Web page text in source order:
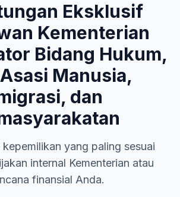
Eksklusif
Kementerian
Bidang Hukum,
Manusia,
dan
kepemilikan yang paling sesuai
internal Kementerian atau
finansial Anda.